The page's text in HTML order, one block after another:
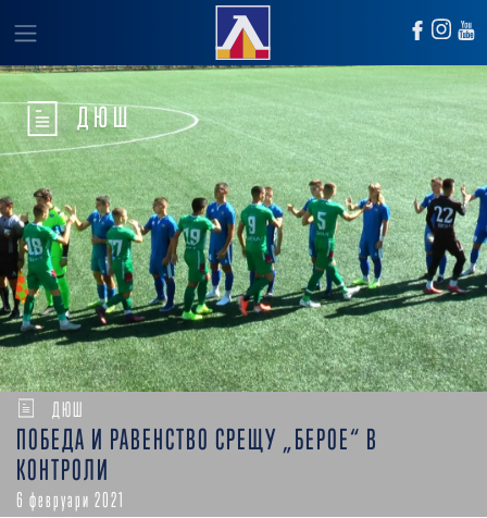
ДЮШ
ДЮШ
ПОБЕДА И РАВЕНСТВО СРЕЩУ „БЕРОЕ“ В
КОНТРОЛИ
6 февруари 2021